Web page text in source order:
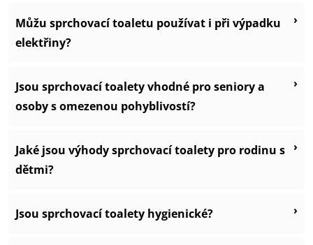
Můžu sprchovací toaletu používat i při výpadku
elektřiny?
›
Jsou sprchovací toalety vhodné pro seniory a
osoby s omezenou pohyblivostí?
›
Jaké jsou výhody sprchovací toalety pro rodinu s
dětmi?
›
Jsou sprchovací toalety hygienické? ›